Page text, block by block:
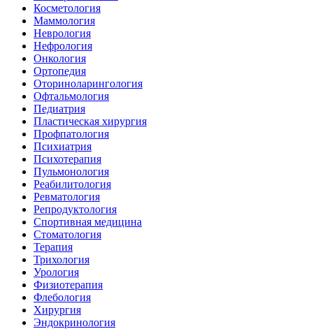
Косметология
Маммология
Неврология
Нефрология
Онкология
Ортопедия
Оториноларингология
Офтальмология
Педиатрия
Пластическая хирургия
Профпатология
Психиатрия
Психотерапия
Пульмонология
Реабилитология
Ревматология
Репродуктология
Спортивная медицина
Стоматология
Терапия
Трихология
Урология
Физиотерапия
Флебология
Хирургия
Эндокринология